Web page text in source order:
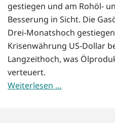
gestiegen und am Rohöl-
Besserung in Sicht. Die
Drei-Monatshoch
Krisenwährung US-Dollar
Langzeithoch, was
verteuert.
Weiterlesen …